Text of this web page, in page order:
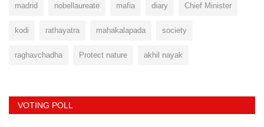
madrid nobellaureate mafia diary Chief Minister
kodi rathayatra mahakalapada society
raghavchadha Protect nature akhil nayak
VOTING POLL